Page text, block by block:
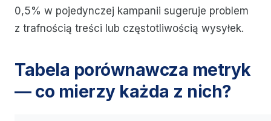
0,5% w pojedynczej kampanii sugeruje problem
z trafnością treści lub częstotliwością wysyłek.
Tabela porównawcza metryk
— co mierzy każda z nich?